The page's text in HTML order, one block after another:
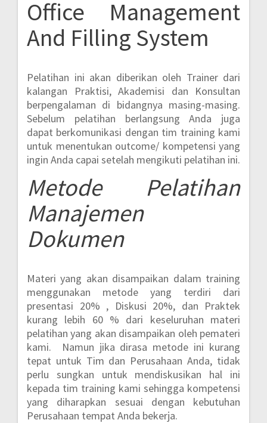
Office Management
And Filling System
Pelatihan ini akan diberikan oleh Trainer dari
kalangan Praktisi, Akademisi dan Konsultan
berpengalaman di bidangnya masing-masing.
Sebelum pelatihan berlangsung Anda juga
dapat berkomunikasi dengan tim training kami
untuk menentukan outcome/ kompetensi yang
ingin Anda capai setelah mengikuti pelatihan ini.
MetodePelatihan
Manajemen
Dokumen
Materi yang akan disampaikan dalam training
menggunakan metode yang terdiri dari
presentasi 20% , Diskusi 20%, dan Praktek
kurang lebih 60 % dari keseluruhan materi
pelatihan yang akan disampaikan oleh pemateri
kami. Namun jika dirasa metode ini kurang
tepat untuk Tim dan Perusahaan Anda, tidak
perlu sungkan untuk mendiskusikan hal ini
kepada tim training kami sehingga kompetensi
yang diharapkan sesuai dengan kebutuhan
Perusahaan tempat Anda bekerja.